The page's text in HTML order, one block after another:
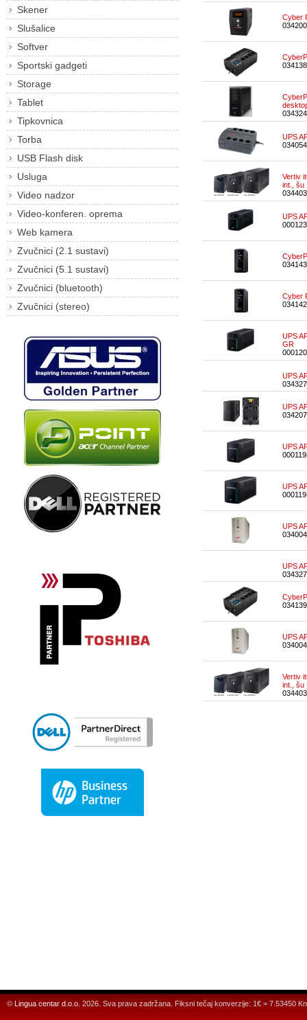
Skener
Slušalice
Softver
Sportski gadgeti
Storage
Tablet
Tipkovnica
Torba
USB Flash disk
Usluga
Video nadzor
Video-konferen. oprema
Web kamera
Zvučnici (2.1 sustavi)
Zvučnici (5.1 sustavi)
Zvučnici (bluetooth)
Zvučnici (stereo)
Cyber
UPS
Vertiv
int., šu
UPS
Cyber
UPS
GR
UPS
UPS
UPS
UPS
UPS
UPS
UPS
Vertiv
int., šu
© Lingua centar d.o.o. 2026. Sva prava zadržana. Fiksni tečaj konverzije: 1€ = 7.53450 Kn